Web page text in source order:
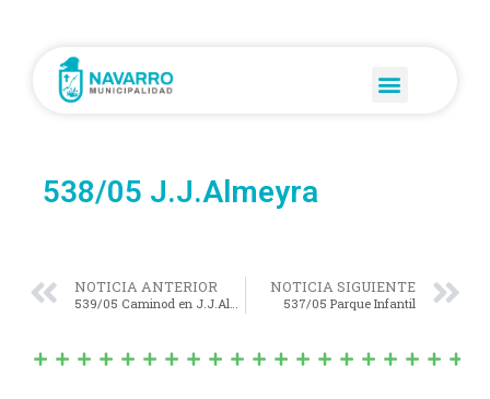
538/05 J.J.Almeyra
NOTICIA ANTERIOR
539/05 Caminod en J.J.Almeyra
NOTICIA SIGUIENTE
537/05 Parque Infantil